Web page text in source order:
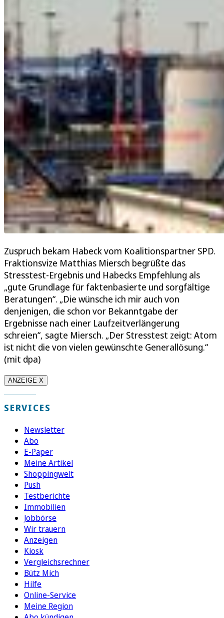
Zuspruch bekam Habeck vom Koalitionspartner SPD.
Fraktionsvize Matthias Miersch begrüßte das
Stresstest-Ergebnis und Habecks Empfehlung als
„gute Grundlage für faktenbasierte und sorgfältige
Beratungen“. „Die wünsche ich mir auch von
denjenigen, die schon vor Bekanntgabe der
Ergebnisse nach einer Laufzeitverlängerung
schreien“, sagte Miersch. „Der Stresstest zeigt: Atom
ist nicht die von vielen gewünschte Generallösung.“
(mit dpa)
ANZEIGE X
SERVICES
Newsletter
Abo
E-Paper
Meine Artikel
Shoppingwelt
Push
Testberichte
Immobilien
Jobbörse
Wir trauern
Anzeigen
Kiosk
Vergleichsrechner
Bütz Mich
Hilfe
Online-Service
Meine Region